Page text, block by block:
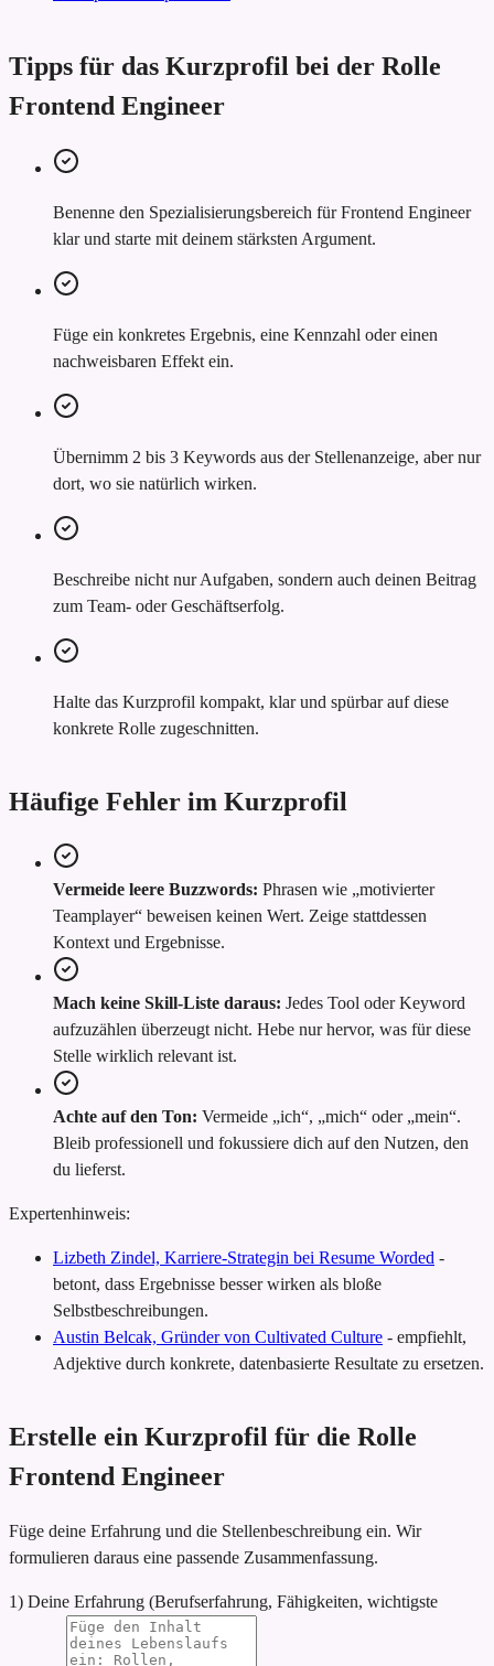
Tipps für das Kurzprofil bei der Rolle
Frontend Engineer
Benenne den Spezialisierungsbereich für Frontend Engineer
klar und starte mit deinem stärksten Argument.
Füge ein konkretes Ergebnis, eine Kennzahl oder einen
nachweisbaren Effekt ein.
Übernimm 2 bis 3 Keywords aus der Stellenanzeige, aber nur
dort, wo sie natürlich wirken.
Beschreibe nicht nur Aufgaben, sondern auch deinen Beitrag
zum Team- oder Geschäftserfolg.
Halte das Kurzprofil kompakt, klar und spürbar auf diese
konkrete Rolle zugeschnitten.
Häufige Fehler im Kurzprofil
Vermeide leere Buzzwords: Phrasen wie „motivierter
Teamplayer“ beweisen keinen Wert. Zeige stattdessen
Kontext und Ergebnisse.
Mach keine Skill-Liste daraus: Jedes Tool oder Keyword
aufzuzählen überzeugt nicht. Hebe nur hervor, was für diese
Stelle wirklich relevant ist.
Achte auf den Ton: Vermeide „ich“, „mich“ oder „mein“.
Bleib professionell und fokussiere dich auf den Nutzen, den
du lieferst.
Expertenhinweis:
Lizbeth Zindel, Karriere-Strategin bei Resume Worded -
betont, dass Ergebnisse besser wirken als bloße
Selbstbeschreibungen.
Austin Belcak, Gründer von Cultivated Culture - empfiehlt,
Adjektive durch konkrete, datenbasierte Resultate zu ersetzen.
Erstelle ein Kurzprofil für die Rolle
Frontend Engineer
Füge deine Erfahrung und die Stellenbeschreibung ein. Wir
formulieren daraus eine passende Zusammenfassung.
1) Deine Erfahrung (Berufserfahrung, Fähigkeiten, wichtigste